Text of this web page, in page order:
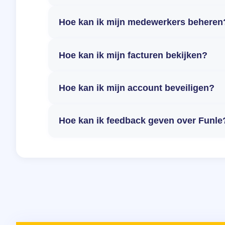
Hoe kan ik mijn medewerkers
Hoe kan ik mijn facturen bekijken?
Hoe kan ik mijn account beveiligen?
Hoe kan ik feedback geven over